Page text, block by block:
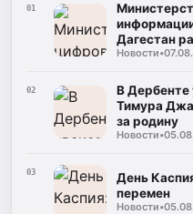
01
Дагестан
корпусов
Новости•
02
В Дербенте
Тимура
за родину
Новости•
03
День
перемен
Новости•